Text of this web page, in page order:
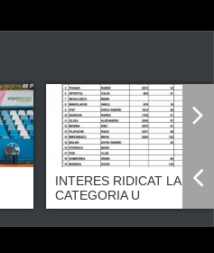
INTERES RIDICAT LA
CATEGORIA U